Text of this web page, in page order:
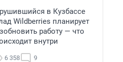
в Кузбассе
Wildberries планирует
работу — что
внутри
6 358 9